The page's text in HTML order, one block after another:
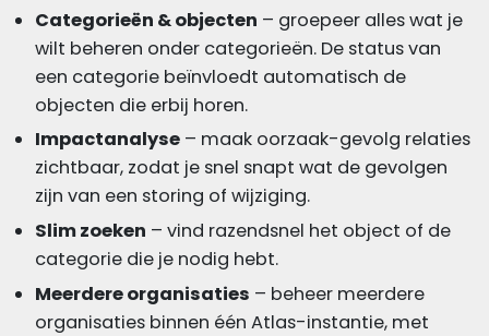
Categorieën & objecten – groepeer alles wat je
wilt beheren onder categorieën. De status van
een categorie beïnvloedt automatisch de
objecten die erbij horen.
Impactanalyse – maak oorzaak-gevolg relaties
zichtbaar, zodat je snel snapt wat de gevolgen
zijn van een storing of wijziging.
Slim zoeken – vind razendsnel het object of de
categorie die je nodig hebt.
Meerdere organisaties – beheer meerdere
organisaties binnen één Atlas-instantie, met